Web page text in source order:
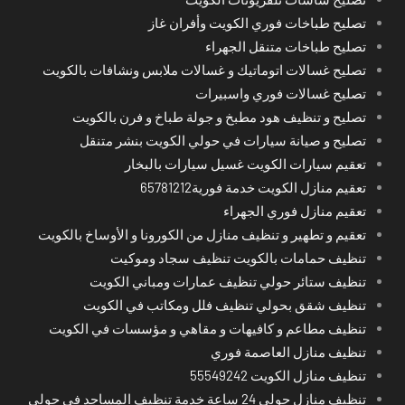
تصليح طباخات فوري الكويت وأفران غاز
تصليح طباخات متنقل الجهراء
تصليح غسالات اتوماتيك و غسالات ملابس ونشافات بالكويت
تصليح غسالات فوري واسبيرات
تصليح و تنظيف هود مطبخ و جولة طباخ و فرن بالكويت
تصليح و صيانة سيارات في حولي الكويت بنشر متنقل
تعقيم سيارات الكويت غسيل سيارات بالبخار
تعقيم منازل الكويت خدمة فورية65781212
تعقيم منازل فوري الجهراء
تعقيم و تطهير و تنظيف منازل من الكورونا و الأوساخ بالكويت
تنظيف حمامات بالكويت تنظيف سجاد وموكيت
تنظيف ستائر حولي تنظيف عمارات ومباني الكويت
تنظيف شقق بحولي تنظيف فلل ومكاتب في الكويت
تنظيف مطاعم و كافيهات و مقاهي و مؤسسات في الكويت
تنظيف منازل العاصمة فوري
تنظيف منازل الكويت 55549242
تنظيف منازل حولي 24 ساعة خدمة تنظيف المساجد في حولي